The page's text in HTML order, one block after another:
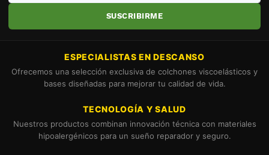
email
SUSCRIBIRME
ESPECIALISTAS EN DESCANSO
Ofrecemos una selección exclusiva de colchones viscoelásticos y
bases diseñadas para mejorar tu calidad de vida.
TECNOLOGÍA Y SALUD
Nuestros productos combinan innovación técnica con materiales
hipoalergénicos para un sueño reparador y seguro.